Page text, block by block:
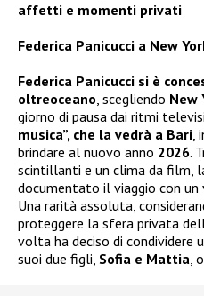
affetti e momenti privati
Federica Panicucci a New
Federica Panicucci si è
oltreoceano, scegliendo New
giorno di pausa dai ritmi
musica”, che la vedrà a Bari,
brindare al nuovo anno 2026.
scintillanti e un clima da film,
documentato il viaggio con un
Una rarità assoluta,
proteggere la sfera privata
volta ha deciso di condividere
suoi due figli, Sofia e Mattia,